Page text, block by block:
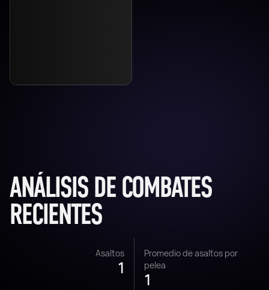
ANÁLISIS DE COMBATES
RECIENTES
Asaltos
1
Promedio de asaltos por
pelea
1